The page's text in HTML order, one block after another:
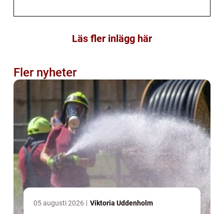
Läs fler inlägg här
Fler nyheter
05 augusti 2026 Viktoria Uddenholm